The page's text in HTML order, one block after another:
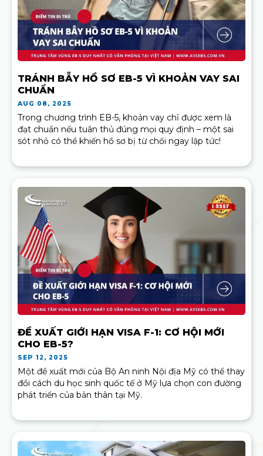
TRÁNH BẪY HỒ SƠ EB-5 VÌ KHOẢN VAY SAI
CHUẨN
AUG 08, 2025
Trong chương trình EB-5, khoản vay chỉ được xem là
đạt chuẩn nếu tuân thủ đúng mọi quy định – một sai
sót nhỏ có thể khiến hồ sơ bị từ chối ngay lập tức!
ĐỀ XUẤT GIỚI HẠN VISA F-1: CƠ HỘI MỚI
CHO EB-5?
SEP 12, 2025
Một đề xuất mới của Bộ An ninh Nội địa Mỹ có thể thay
đổi cách du học sinh quốc tế ở Mỹ lựa chọn con đường
phát triển của bản thân tại Mỹ.